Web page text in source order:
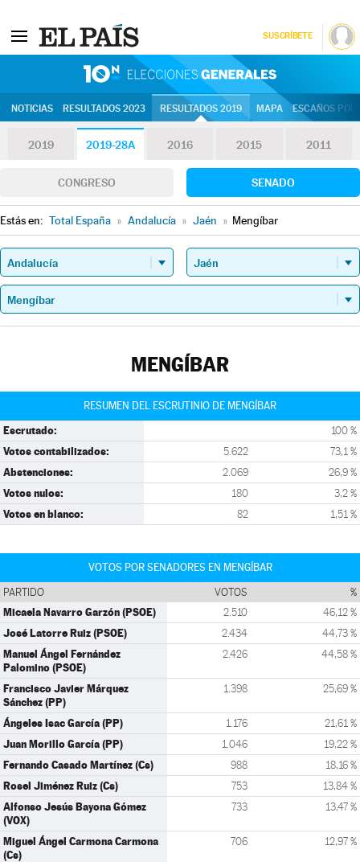
SUSCRÍBETE
NOTICIAS RESULTADOS 2023 RESULTADOS 2019 MAPA ESCAÑOS
2019 2019-28A 2016 2015 2011
CONGRESO SENADO
Estás en: Total España » Andalucía » Jaén » Mengíbar
MENGÍBAR
RESUMEN DEL ESCRUTINIO DE MENGÍBAR
Escrutado: 100 %
Votos contabilizados: 5.622 73,1 %
Abstenciones: 2.069 26,9 %
Votos nulos: 180 3,2 %
Votos en blanco: 82 1,51 %
VOTOS POR SENADORES EN MENGÍBAR
PARTIDO VOTOS %
Micaela Navarro Garzón (PSOE) 2.510 46,12 %
José Latorre Ruiz (PSOE) 2.434 44,73 %
Manuel Ángel Fernández
Palomino (PSOE)
2.426 44,58 %
Francisco Javier Márquez
Sánchez (PP)
1.398 25,69 %
Ángeles Isac García (PP) 1.176 21,61 %
Juan Morillo García (PP) 1.046 19,22 %
Fernando Casado Martínez (Cs) 988 18,16 %
Rosel Jiménez Ruiz (Cs) 753 13,84 %
Alfonso Jesús Bayona Gómez
(VOX)
733 13,47 %
Miguel Ángel Carmona Carmona
(Cs)
706 12,97 %